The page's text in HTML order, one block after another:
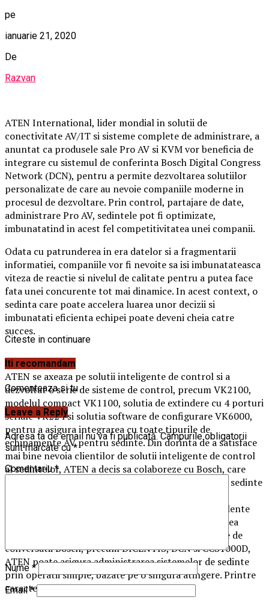
pe
ianuarie 21, 2020
De
Razvan
ATEN International, lider mondial in solutii de
conectivitate AV/IT si sisteme complete de administrare, a
anuntat ca produsele sale Pro AV si KVM vor beneficia de
integrare cu sistemul de conferinta Bosch Digital Congress
Network (DCN), pentru a permite dezvoltarea solutiilor
personalizate de care au nevoie companiile moderne in
procesul de dezvoltare. Prin control, partajare de date,
administrare Pro AV, sedintele pot fi optimizate,
imbunatatind in acest fel competitivitatea unei companii.
Odata cu patrunderea in era datelor si a fragmentarii
informatiei, companiile vor fi nevoite sa isi imbunatateasca
viteza de reactie si nivelul de calitate pentru a putea face
fata unei concurente tot mai dinamice. In acest context, o
sedinta care poate accelera luarea unor decizii si
imbunatati eficienta echipei poate deveni cheia catre
succes.
ATEN se axeaza pe solutii inteligente de control si a
dezvoltat o serie de sisteme de control, precum VK2100,
modelul compact VK1100, solutia de extindere cu 4 porturi
seriale VK224 si solutia software de configurare VK6000,
pentru a asigura integrarea cu toate tipurile de
echipamente AV pentru sedinte. Din dorinta de a satisface
mai bine nevoia clientilor de solutii inteligente de control
al sedintelor, ATEN a decis sa colaboreze cu Bosch, care
detine o pozitie de lider pe piata aplicatiilor pentru sedinte
apreciate mult in industrie, performantele lor excelente
putand imbunatati semnificativ eficienta si fluiditatea
comunicarii. Odata cu integrarea sistemelor digitale de
conversatii Bosch, precum DICENTIS, DCN si CCS1000D,
ATEN poate asigura administrarea sistemelor de sedinte
prin operatii simple, bazate pe o singura atingere. Printre
caracteristicile cheie se numara:
Citeste in continuare
Iti recomandam
Comenteaza si tu
Leave a Reply
Adresa ta de email nu va fi publicată. Câmpurile obligatorii
sunt marcate cu*
Comentariu*
Nume *
Email*